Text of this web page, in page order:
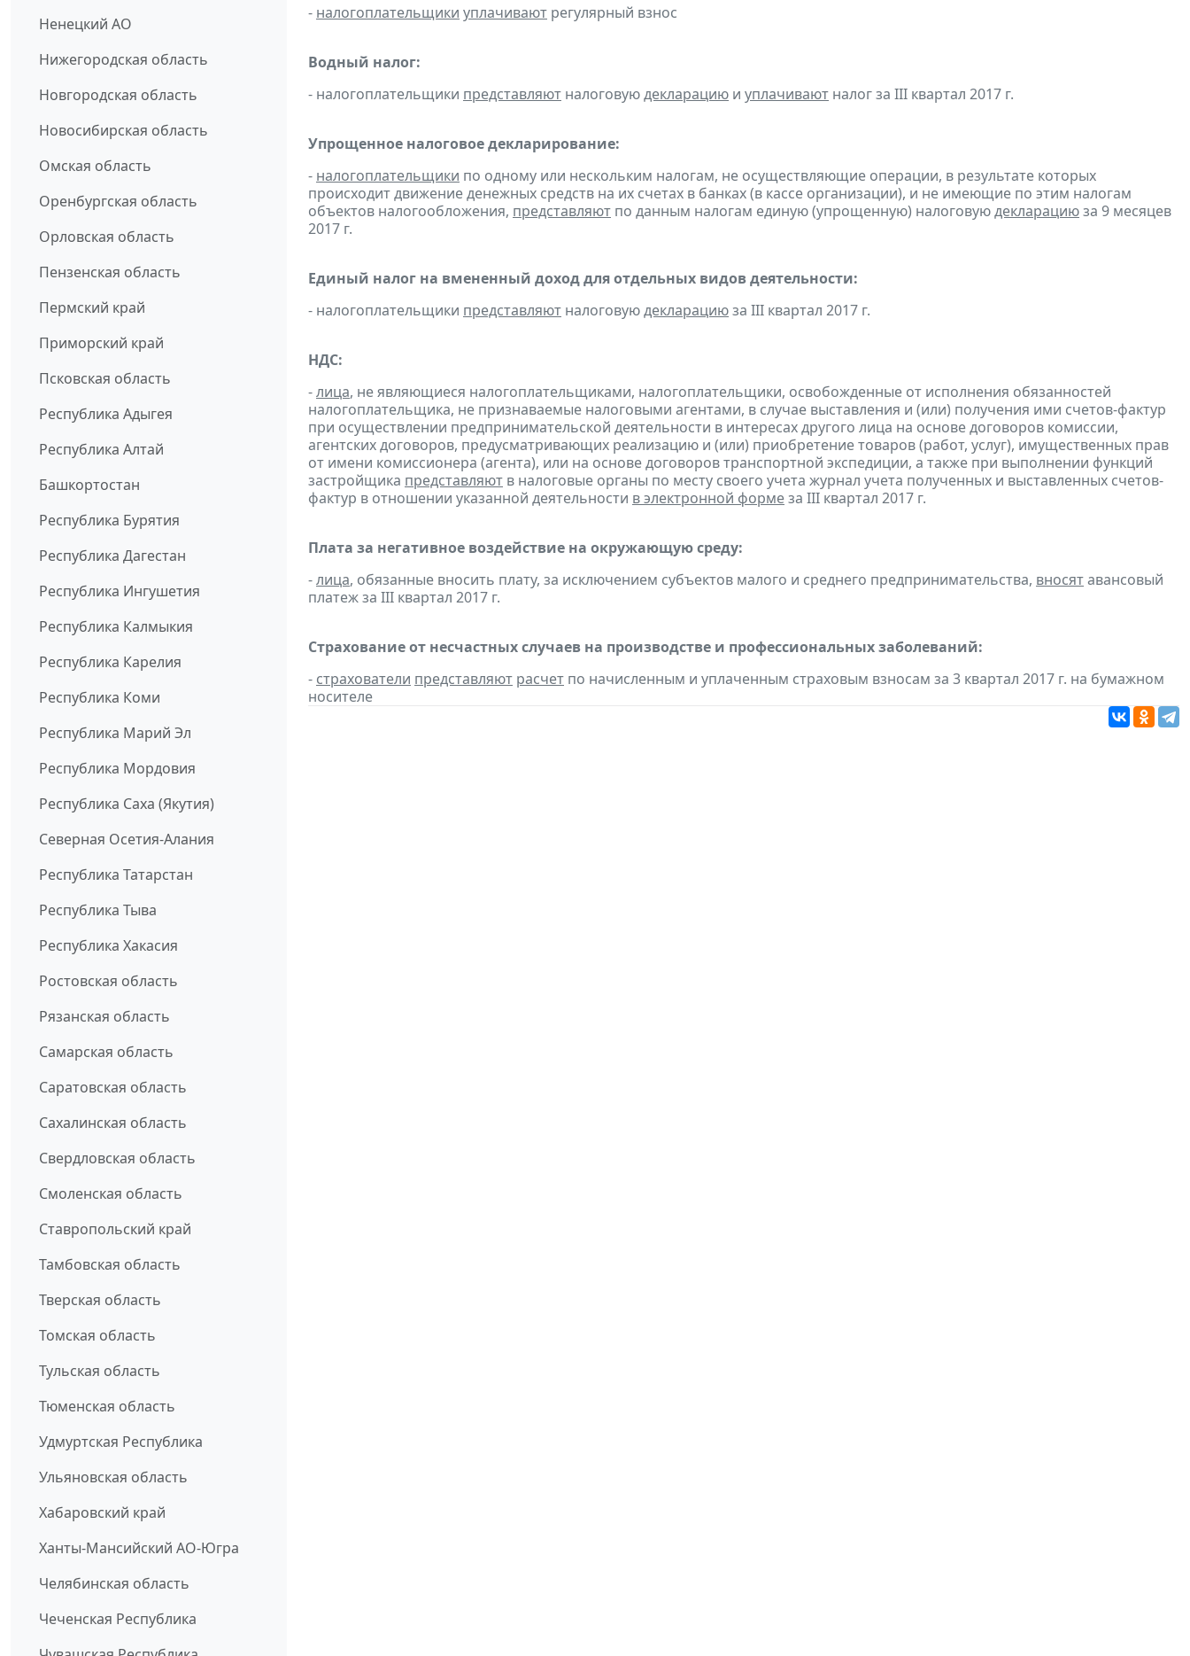
Ненецкий АО
Нижегородская область
Новгородская область
Новосибирская область
Омская область
Оренбургская область
Орловская область
Пензенская область
Пермский край
Приморский край
Псковская область
Республика Адыгея
Республика Алтай
Башкортостан
Республика Бурятия
Республика Дагестан
Республика Ингушетия
Республика Калмыкия
Республика Карелия
Республика Коми
Республика Марий Эл
Республика Мордовия
Республика Саха (Якутия)
Северная Осетия-Алания
Республика Татарстан
Республика Тыва
Республика Хакасия
Ростовская область
Рязанская область
Самарская область
Саратовская область
Сахалинская область
Свердловская область
Смоленская область
Ставропольский край
Тамбовская область
Тверская область
Томская область
Тульская область
Тюменская область
Удмуртская Республика
Ульяновская область
Хабаровский край
Ханты-Мансийский АО-Югра
Челябинская область
Чеченская Республика
- налогоплательщики уплачивают регулярный взнос
Водный налог:
- налогоплательщики представляют налоговуюдекларацию и уплачивают налог за III квартал 2017 г.
Упрощенное налоговое декларирование:
- налогоплательщики по одному или нескольким налогам, не осуществляющие операции, в результате которых
происходит движение денежных средств на их счетах в банках (в кассе организации), и не имеющие по этим налогам
объектов налогообложения, представляют по данным налогам единую (упрощенную) налоговуюдекларациюза 9 месяцев
2017 г.
Единый налог на вмененный доход для отдельных видов деятельности:
- налогоплательщики представляют налоговуюдекларациюза III квартал 2017 г.
НДС:
-лица, не являющиеся налогоплательщиками, налогоплательщики, освобожденные от исполнения обязанностей
налогоплательщика, не признаваемые налоговыми агентами, в случае выставления и (или) получения ими счетов-фактур
при осуществлении предпринимательской деятельности в интересах другого лица на основе договоров комиссии,
агентских договоров, предусматривающих реализацию и (или) приобретение товаров (работ, услуг), имущественных прав
от имени комиссионера (агента), или на основе договоров транспортной экспедиции, а также при выполнении функций
застройщика представляют в налоговые органы по месту своего учета журнал учета полученных и выставленных счетов-
фактур в отношении указанной деятельности в электронной формеза III квартал 2017 г.
Плата за негативное воздействие на окружающую среду:
-лица, обязанные вносить плату, за исключением субъектов малого и среднего предпринимательства, вносятавансовый
платеж за III квартал 2017 г.
Страхование от несчастных случаев на производстве и профессиональных заболеваний:
- страхователи представляют расчет по начисленным и уплаченным страховым взносам за 3 квартал 2017 г. на бумажном
носителе